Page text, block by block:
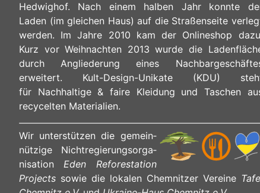
Hedwighof. Nach einem halben Jahr konnte
Laden (im gleichen Haus) auf die Straßenseite
werden. Im Jahre 2010 kam der Onlineshop
Kurz vor Weihnachten 2013 wurde die
durch Angliederung eines
erweitert. Kult-Design-Unikate (KDU)
für Nachhaltige & faire Kleidung und Taschen
recycelten Materialien.
Wir unterstützen die ge­mein­
nüt­zi­ge Nicht­re­gie­rungs­or­ga­
ni­sa­ti­onEden Reforestation
Projects sowie die lokalen Chemnitzer Vereine